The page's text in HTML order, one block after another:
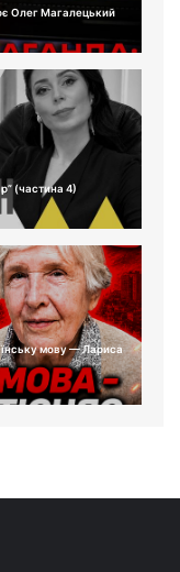
Олег Магалецький
(частина 4)
мову — Лариса